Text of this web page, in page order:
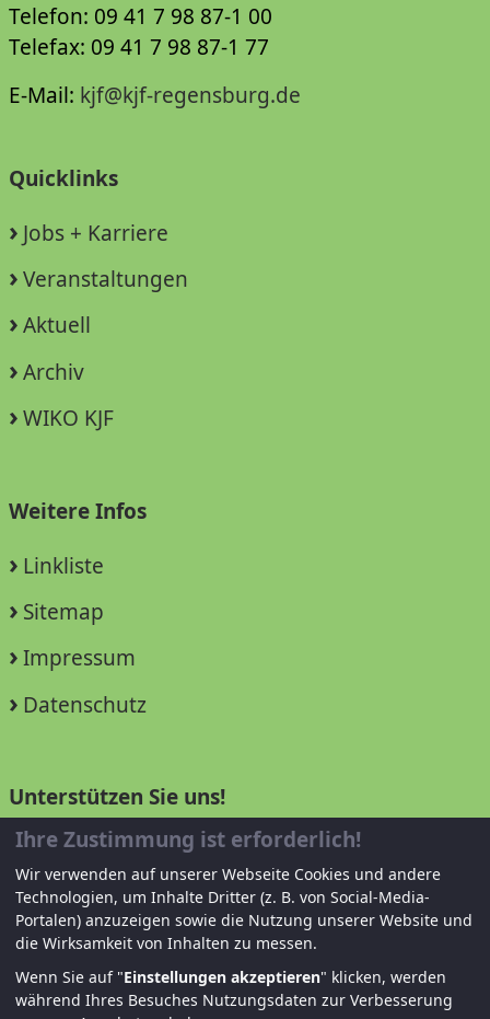
Telefon: 09 41 7 98 87-1 00
Telefax: 09 41 7 98 87-1 77
E-Mail: kjf@kjf-regensburg.de
Quicklinks
Jobs + Karriere
Veranstaltungen
Aktuell
Archiv
WIKO KJF
Weitere Infos
Linkliste
Sitemap
Impressum
Datenschutz
Unterstützen Sie uns!
Mitglied werden
Spenden und helfen
Ihre Zustimmung ist erforderlich!
Wir verwenden auf unserer Webseite Cookies und andere
Technologien, um Inhalte Dritter (z. B. von Social-Media-
Portalen) anzuzeigen sowie die Nutzung unserer Website und
die Wirksamkeit von Inhalten zu messen.
Wenn Sie auf "Einstellungen akzeptieren" klicken, werden
während Ihres Besuches Nutzungsdaten zur Verbesserung